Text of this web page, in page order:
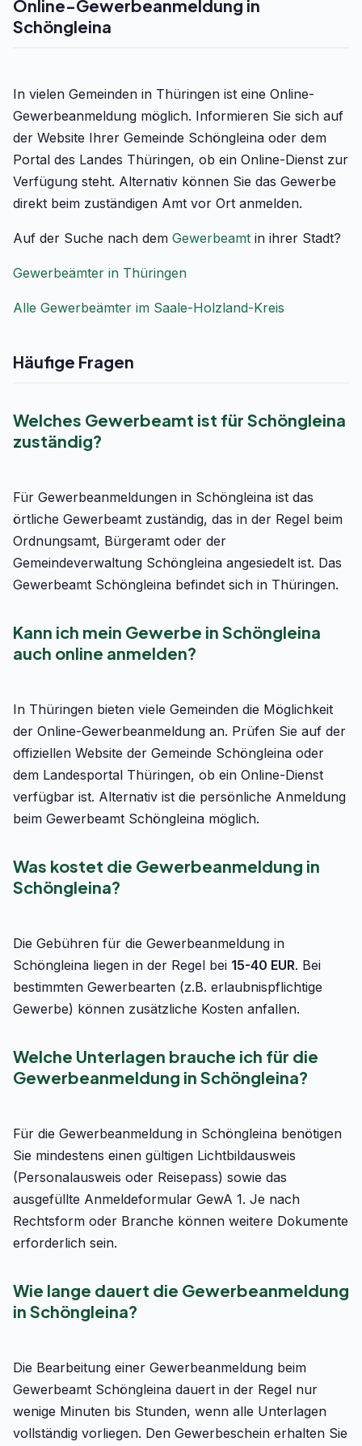
Online-Gewerbeanmeldung in
Schöngleina
In vielen Gemeinden in Thüringen ist eine Online-
Gewerbeanmeldung möglich. Informieren Sie sich auf
der Website Ihrer Gemeinde Schöngleina oder dem
Portal des Landes Thüringen, ob ein Online-Dienst zur
Verfügung steht. Alternativ können Sie das Gewerbe
direkt beim zuständigen Amt vor Ort anmelden.
Auf der Suche nach dem Gewerbeamt in ihrer Stadt?
Gewerbeämter in Thüringen
Alle Gewerbeämter im Saale-Holzland-Kreis
Häufige Fragen
Welches Gewerbeamt ist für Schöngleina
zuständig?
Für Gewerbeanmeldungen in Schöngleina ist das
örtliche Gewerbeamt zuständig, das in der Regel beim
Ordnungsamt, Bürgeramt oder der
Gemeindeverwaltung Schöngleina angesiedelt ist. Das
Gewerbeamt Schöngleina befindet sich in Thüringen.
Kann ich mein Gewerbe in Schöngleina
auch online anmelden?
In Thüringen bieten viele Gemeinden die Möglichkeit
der Online-Gewerbeanmeldung an. Prüfen Sie auf der
offiziellen Website der Gemeinde Schöngleina oder
dem Landesportal Thüringen, ob ein Online-Dienst
verfügbar ist. Alternativ ist die persönliche Anmeldung
beim Gewerbeamt Schöngleina möglich.
Was kostet die Gewerbeanmeldung in
Schöngleina?
Die Gebühren für die Gewerbeanmeldung in
Schöngleina liegen in der Regel bei 15-40 EUR. Bei
bestimmten Gewerbearten (z.B. erlaubnispflichtige
Gewerbe) können zusätzliche Kosten anfallen.
Welche Unterlagen brauche ich für die
Gewerbeanmeldung in Schöngleina?
Für die Gewerbeanmeldung in Schöngleina benötigen
Sie mindestens einen gültigen Lichtbildausweis
(Personalausweis oder Reisepass) sowie das
ausgefüllte Anmeldeformular GewA 1. Je nach
Rechtsform oder Branche können weitere Dokumente
erforderlich sein.
Wie lange dauert die Gewerbeanmeldung
in Schöngleina?
Die Bearbeitung einer Gewerbeanmeldung beim
Gewerbeamt Schöngleina dauert in der Regel nur
wenige Minuten bis Stunden, wenn alle Unterlagen
vollständig vorliegen. Den Gewerbeschein erhalten Sie